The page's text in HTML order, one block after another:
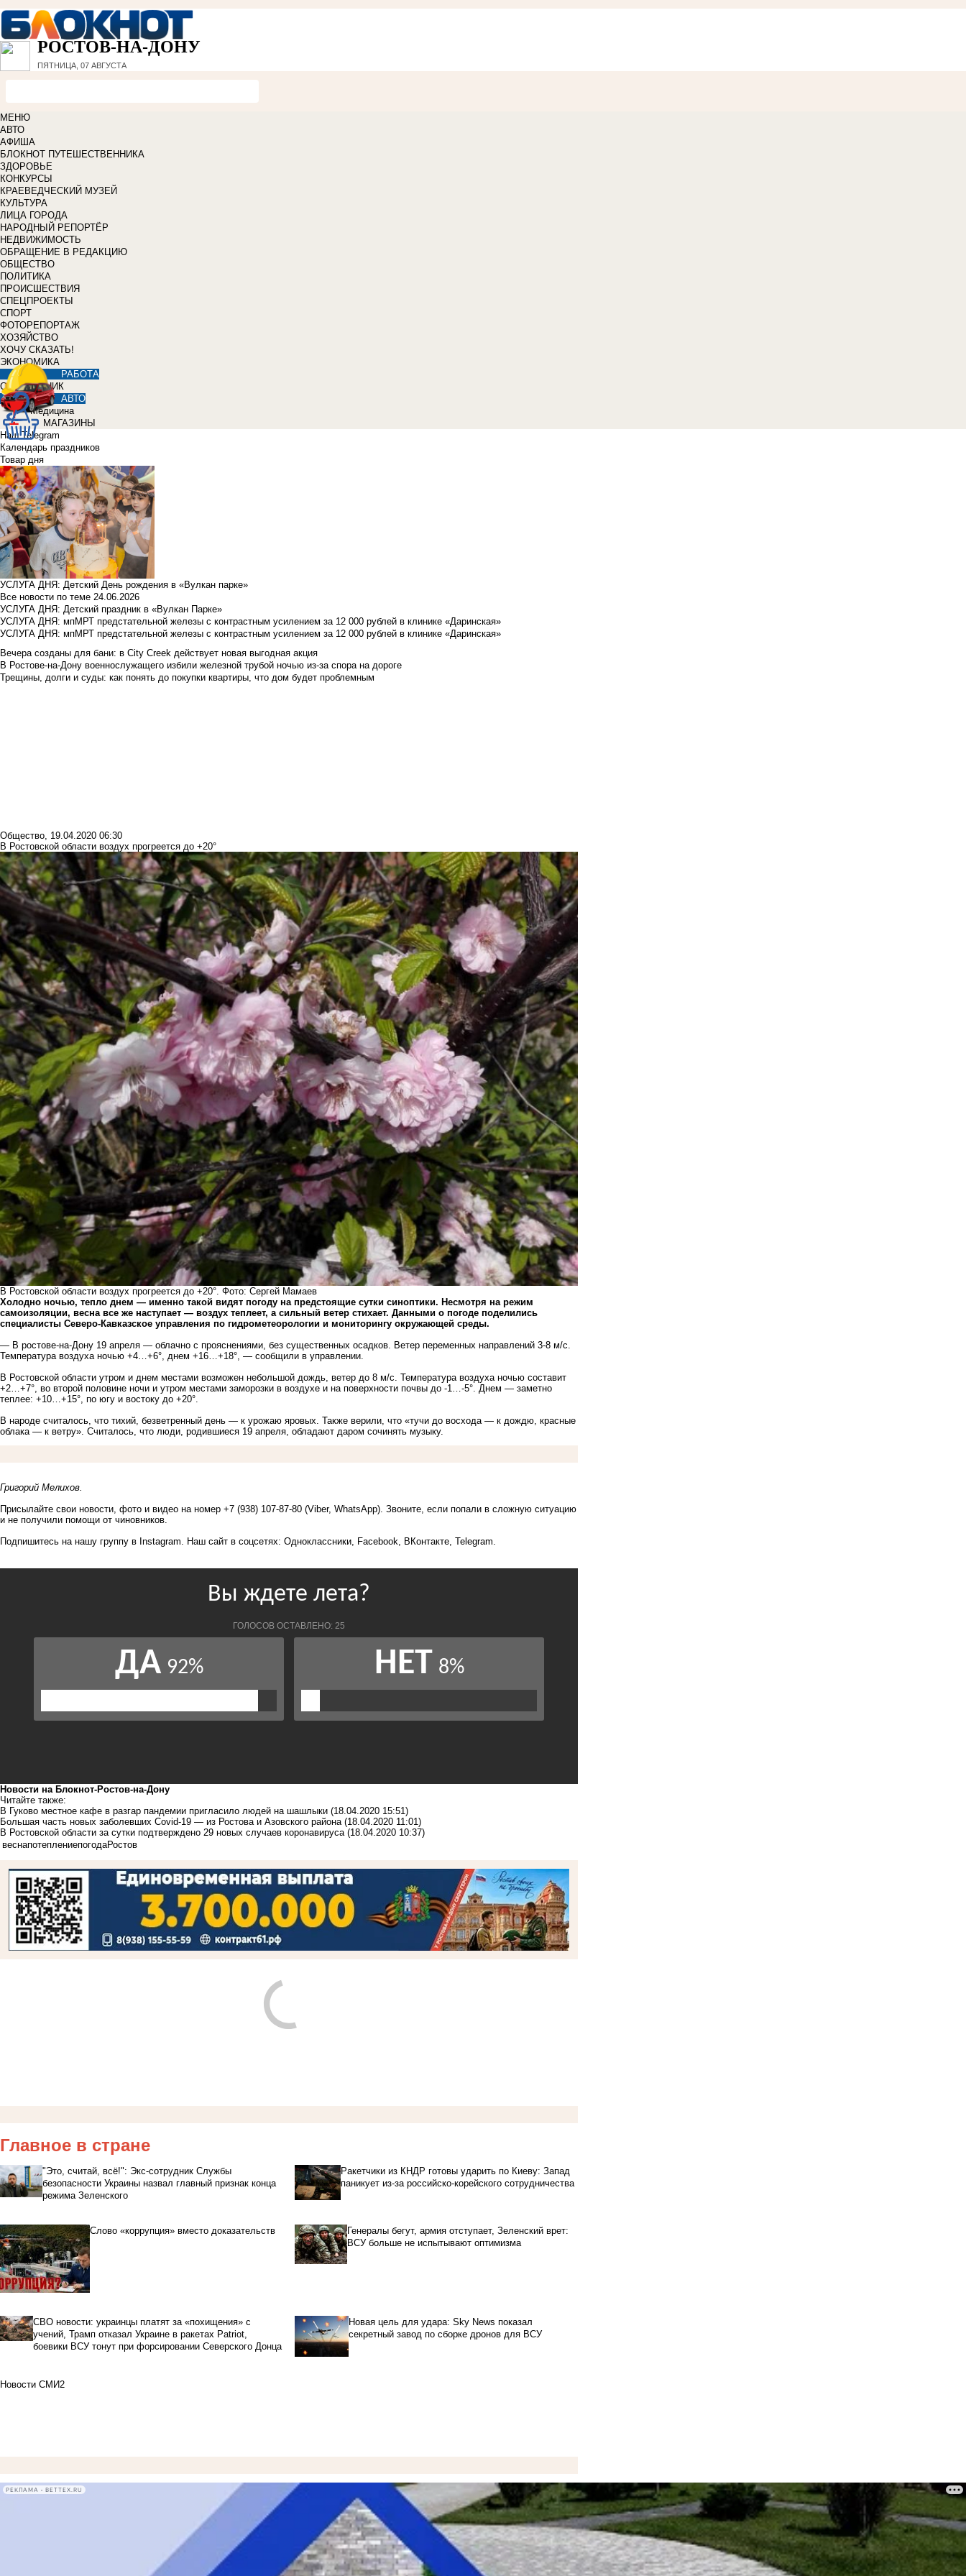
РОСТОВ-НА-ДОНУ
ПЯТНИЦА, 07 АВГУСТА
МЕНЮ
АВТО
АФИША
БЛОКНОТ ПУТЕШЕСТВЕННИКА
ЗДОРОВЬЕ
КОНКУРСЫ
КРАЕВЕДЧЕСКИЙ МУЗЕЙ
КУЛЬТУРА
ЛИЦА ГОРОДА
НАРОДНЫЙ РЕПОРТЁР
НЕДВИЖИМОСТЬ
ОБРАЩЕНИЕ В РЕДАКЦИЮ
ОБЩЕСТВО
ПОЛИТИКА
ПРОИСШЕСТВИЯ
СПЕЦПРОЕКТЫ
СПОРТ
ФОТОРЕПОРТАЖ
ХОЗЯЙСТВО
ХОЧУ СКАЗАТЬ!
ЭКОНОМИКА
РАБОТА
СПРАВОЧНИК
АВТО
Медицина
МАГАЗИНЫ
Наш Telegram
Календарь праздников
Товар дня
УСЛУГА ДНЯ: Детский День рождения в «Вулкан парке»
Все новости по теме 24.06.2026
УСЛУГА ДНЯ: Детский праздник в «Вулкан Парке»
УСЛУГА ДНЯ: мпМРТ предстательной железы с контрастным усилением за 12 000 рублей в клинике «Даринская»
УСЛУГА ДНЯ: мпМРТ предстательной железы с контрастным усилением за 12 000 рублей в клинике «Даринская»
Вечера созданы для бани: в City Creek действует новая выгодная акция
В Ростове-на-Дону военнослужащего избили железной трубой ночью из-за спора на дороге
Трещины, долги и суды: как понять до покупки квартиры, что дом будет проблемным
Общество, 19.04.2020 06:30
В Ростовской области воздух прогреется до +20°
В Ростовской области воздух прогреется до +20°. Фото: Сергей Мамаев
Холодно ночью, тепло днем — именно такой видят погоду на предстоящие сутки синоптики. Несмотря на режим
самоизоляции, весна все же наступает — воздух теплеет, а сильный ветер стихает. Данными о погоде поделились
специалисты Северо-Кавказское управления по гидрометеорологии и мониторингу окружающей среды.
— В ростове-на-Дону 19 апреля — облачно с прояснениями, без существенных осадков. Ветер переменных направлений 3-8 м/с.
Температура воздуха ночью +4…+6°, днем +16…+18°, — сообщили в управлении.
В Ростовской области утром и днем местами возможен небольшой дождь, ветер до 8 м/с. Температура воздуха ночью составит
+2…+7°, во второй половине ночи и утром местами заморозки в воздухе и на поверхности почвы до -1…-5°. Днем — заметно
теплее: +10…+15°, по югу и востоку до +20°.
В народе считалось, что тихий, безветренный день — к урожаю яровых. Также верили, что «тучи до восхода — к дождю, красные
облака — к ветру». Считалось, что люди, родившиеся 19 апреля, обладают даром сочинять музыку.
Григорий Мелихов.
Присылайте свои новости, фото и видео на номер +7 (938) 107-87-80 (Viber, WhatsApp). Звоните, если попали в сложную ситуацию
и не получили помощи от чиновников.
Подпишитесь на нашу группу в Instagram . Наш сайт в соцсетях: Одноклассники Facebook ВКонтакте Telegram
Новости на Блoкнoт-Ростов-на-Дону
Читайте также:
В Гуково местное кафе в разгар пандемии пригласило людей на шашлыки (18.04.2020 15:51)
Большая часть новых заболевших Covid-19 — из Ростова и Азовского района (18.04.2020 11:01)
В Ростовской области за сутки подтверждено 29 новых случаев коронавируса (18.04.2020 10:37)
веснапотеплениепогодаРостов
Главное в стране
"Это, считай, всё!": Экс-сотрудник Службы
безопасности Украины назвал главный признак конца
режима Зеленского
Ракетчики из КНДР готовы ударить по Киеву: Запад
паникует из-за российско-корейского сотрудничества
Слово «коррупция» вместо доказательств
Генералы бегут, армия отступает, Зеленский врет:
ВСУ больше не испытывают оптимизма
СВО новости: украинцы платят за «похищения» с
учений, Трамп отказал Украине в ракетах Patriot,
боевики ВСУ тонут при форсировании Северского Донца
Новая цель для удара: Sky News показал
секретный завод по сборке дронов для ВСУ
Новости СМИ2
РЕКЛАМА • BETTEX.RU